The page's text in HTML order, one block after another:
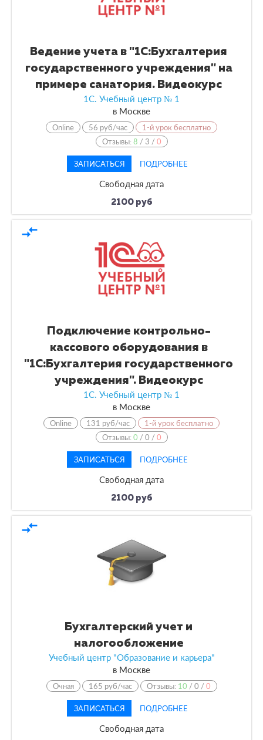
Ведение учета в "1С:Бухгалтерия
государственного учреждения" на
примере санатория. Видеокурс
1С. Учебный центр № 1
в Москве
Online 56 руб/час
1-й урок бесплатно
Отзывы:8 /3 /0
ЗАПИСАТЬСЯ ПОДРОБНЕЕ
Свободная дата
2100 руб
compare_arrows
Подключение контрольно-
кассового оборудования в
"1С:Бухгалтерия государственного
учреждения". Видеокурс
1С. Учебный центр № 1
в Москве
Online 131 руб/час
1-й урок бесплатно
Отзывы:0 /0 /0
ЗАПИСАТЬСЯ ПОДРОБНЕЕ
Свободная дата
2100 руб
compare_arrows
Бухгалтерский учет и
налогообложение
Учебный центр "Образование и карьера"
в Москве
Очная 165 руб/час Отзывы: 10 /0 /0
ЗАПИСАТЬСЯ ПОДРОБНЕЕ
Свободная дата